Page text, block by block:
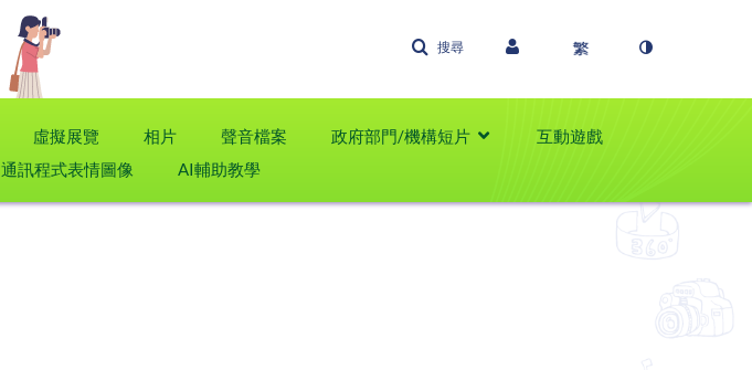
搜尋
虛擬展覽 相片 聲音檔案 政府部門/機構短片
互動遊戲
通訊程式表情圖像 AI輔助教學